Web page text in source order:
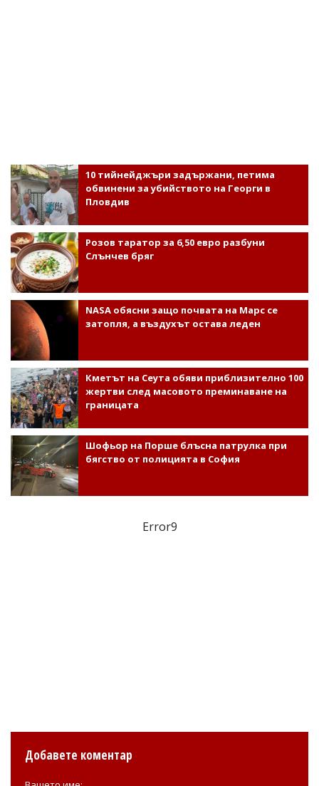
10 тийнейджъри задържани, петима
обвинени за убийството на Георги в
Пловдив
Розов таратор за 6,50 евро разбуни
Слънчев бряг
NASA обясни защо почвата на Марс се
затопля, а въздухът остава леден
Кметът на Сеута обяви приблизително 100
жертви след масовото преминаване на
границата
Шофьор на Порше блъсна патрулка при
бягство от полицията в София
Error9
Добавете коментар